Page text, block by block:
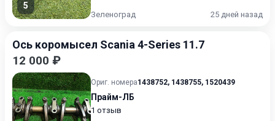
5
Зеленоград 25 дней назад
Ось коромысел Scania 4-Series 11.7
12 000 ₽
Ориг. номера1438752, 1438755, 1520439
Прайм-ЛБ
1 отзыв